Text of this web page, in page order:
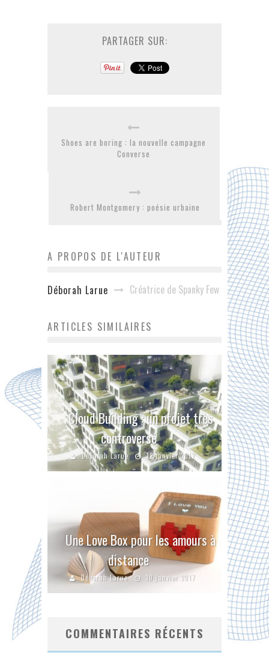
PARTAGER SUR:
Shoes are boring : la nouvelle campagne
Converse
Robert Montgomery : poésie urbaine
A PROPOS DE L'AUTEUR
Déborah Larue Créatrice de Spanky Few
ARTICLES SIMILAIRES
Cloud Building : un projet très
controversé
Déborah Larue 12 janvier 2012
Une Love Box pour les amours à
distance
Déborah Larue 10 janvier 2017
COMMENTAIRES RÉCENTS